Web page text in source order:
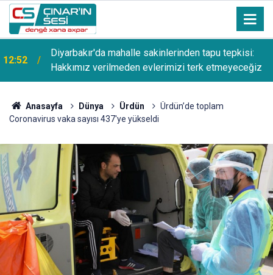
12:52
Diyarbakır'da mahalle sakinlerinden tapu tepkisi:
Hakkımız verilmeden evlerimizi terk etmeyeceğiz
Anasayfa Dünya Ürdün
Ürdün’de toplam
Coronavirus vaka sayısı 437'ye yükseldi